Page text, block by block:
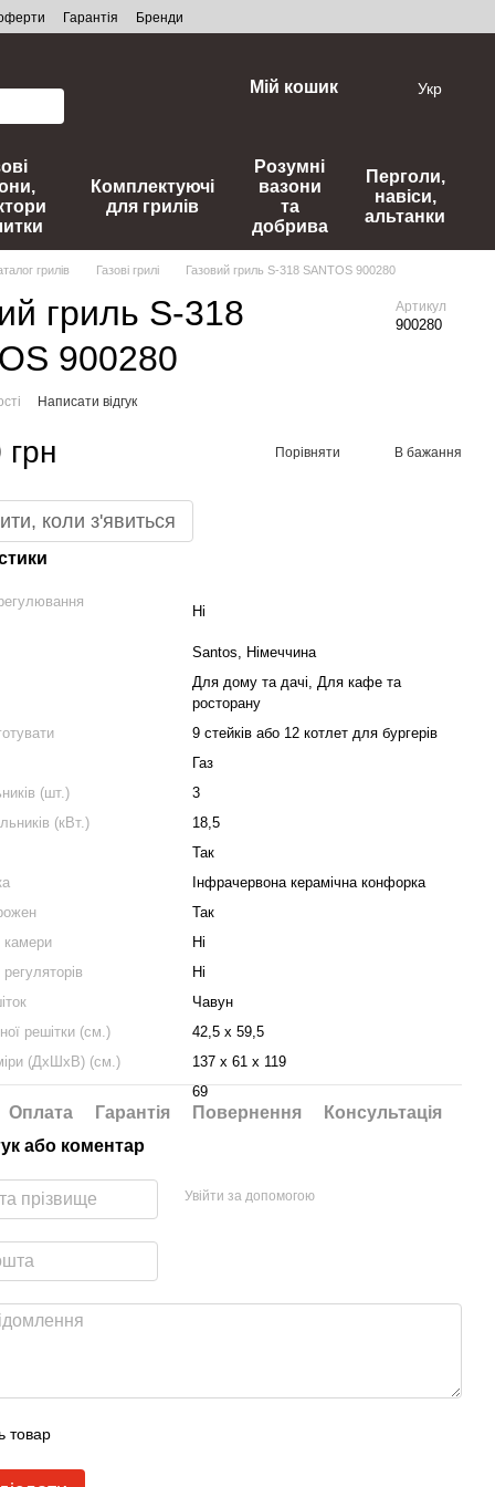
Гарантія Бренди
Мій кошик Укр
Комплектуючі
для грилів
Розумні
вазони
та
добрива
Перголи,
навіси,
альтанки
грилів Газові грилі Газовий гриль S-318 SANTOS 900280
гриль S-318
900280
Артикул
900280
Написати відгук
Порівняти В бажання
коли з'явиться
Ні
Santos, Німеччина
Для дому та дачі, Для кафе та
росторану
9 стейків або 12 котлет для бургерів
Газ
(шт.)
3
(кВт.)
18,5
Так
Інфрачервона керамічна конфорка
Так
камери
Ні
Ні
Чавун
решітки (см.)
42,5 x 59,5
(ДхШхВ) (см.)
137 x 61 x 119
69
Оплата Гарантія Повернення
Консультація
або коментар
Увійти за допомогою
товар